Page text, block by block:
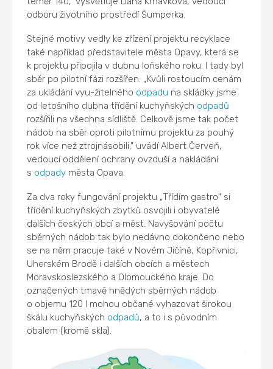
odboru životního prostředí Šumperka.
Stejné motivy vedly ke zřízení projektu recyklace
také například představitele města Opavy, která se
k projektu připojila v dubnu loňského roku. I tady byl
sběr po pilotní fázi rozšířen. „Kvůli rostoucím cenám
za ukládání vyu-žitelného odpadu na skládky jsme
od letošního dubna třídění kuchyňských odpadů
rozšířili na všechna sídliště. Celkově jsme tak počet
nádob na sběr oproti pilotnímu projektu za pouhý
rok více než ztrojnásobili," uvádí Albert Červeň,
vedoucí oddělení ochrany ovzduší a nakládání
s odpady města Opava.
Za dva roky fungování projektu „Třídím gastro" si
třídění kuchyňských zbytků osvojili i obyvatelé
dalších českých obcí a měst. Navyšování počtu
sběrných nádob tak bylo nedávno dokončeno nebo
se na něm pracuje také v Novém Jičíně, Kopřivnici,
Uherském Brodě i dalších obcích a městech
Moravskoslezského a Olomouckého kraje. Do
označených tmavě hnědých sběrných nádob
o objemu 120 l mohou občané vyhazovat širokou
škálu kuchyňských odpadů, a to i s původním
obalem (kromě skla).